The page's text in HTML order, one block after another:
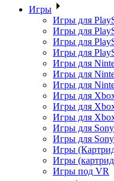
Игры
Игры для
Игры для
Игры для
Игры для
Игры для
Игры для
Игры для
Игры для
Игры для
Игры для
Игры для
Игры для
Игры
Игры
Игры под VR